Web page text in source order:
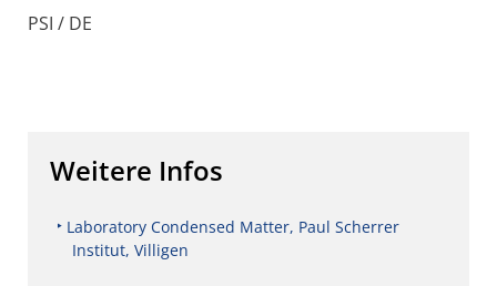
PSI / DE
Weitere Infos
Laboratory Condensed Matter, Paul Scherrer
Institut, Villigen